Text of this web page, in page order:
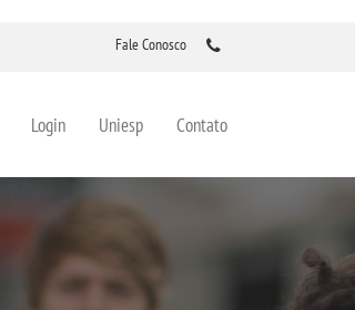
Fale Conosco
Login Uniesp Contato